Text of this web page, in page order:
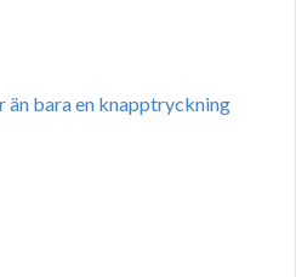
bara en knapptryckning